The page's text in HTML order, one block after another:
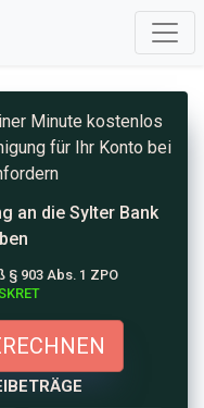
Minute kostenlos
für Ihr Konto bei
an die Sylter Bank
§ 903 Abs. 1 ZPO